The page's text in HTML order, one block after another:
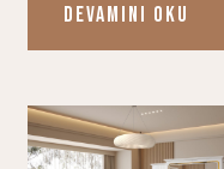
DEVAMINI OKU